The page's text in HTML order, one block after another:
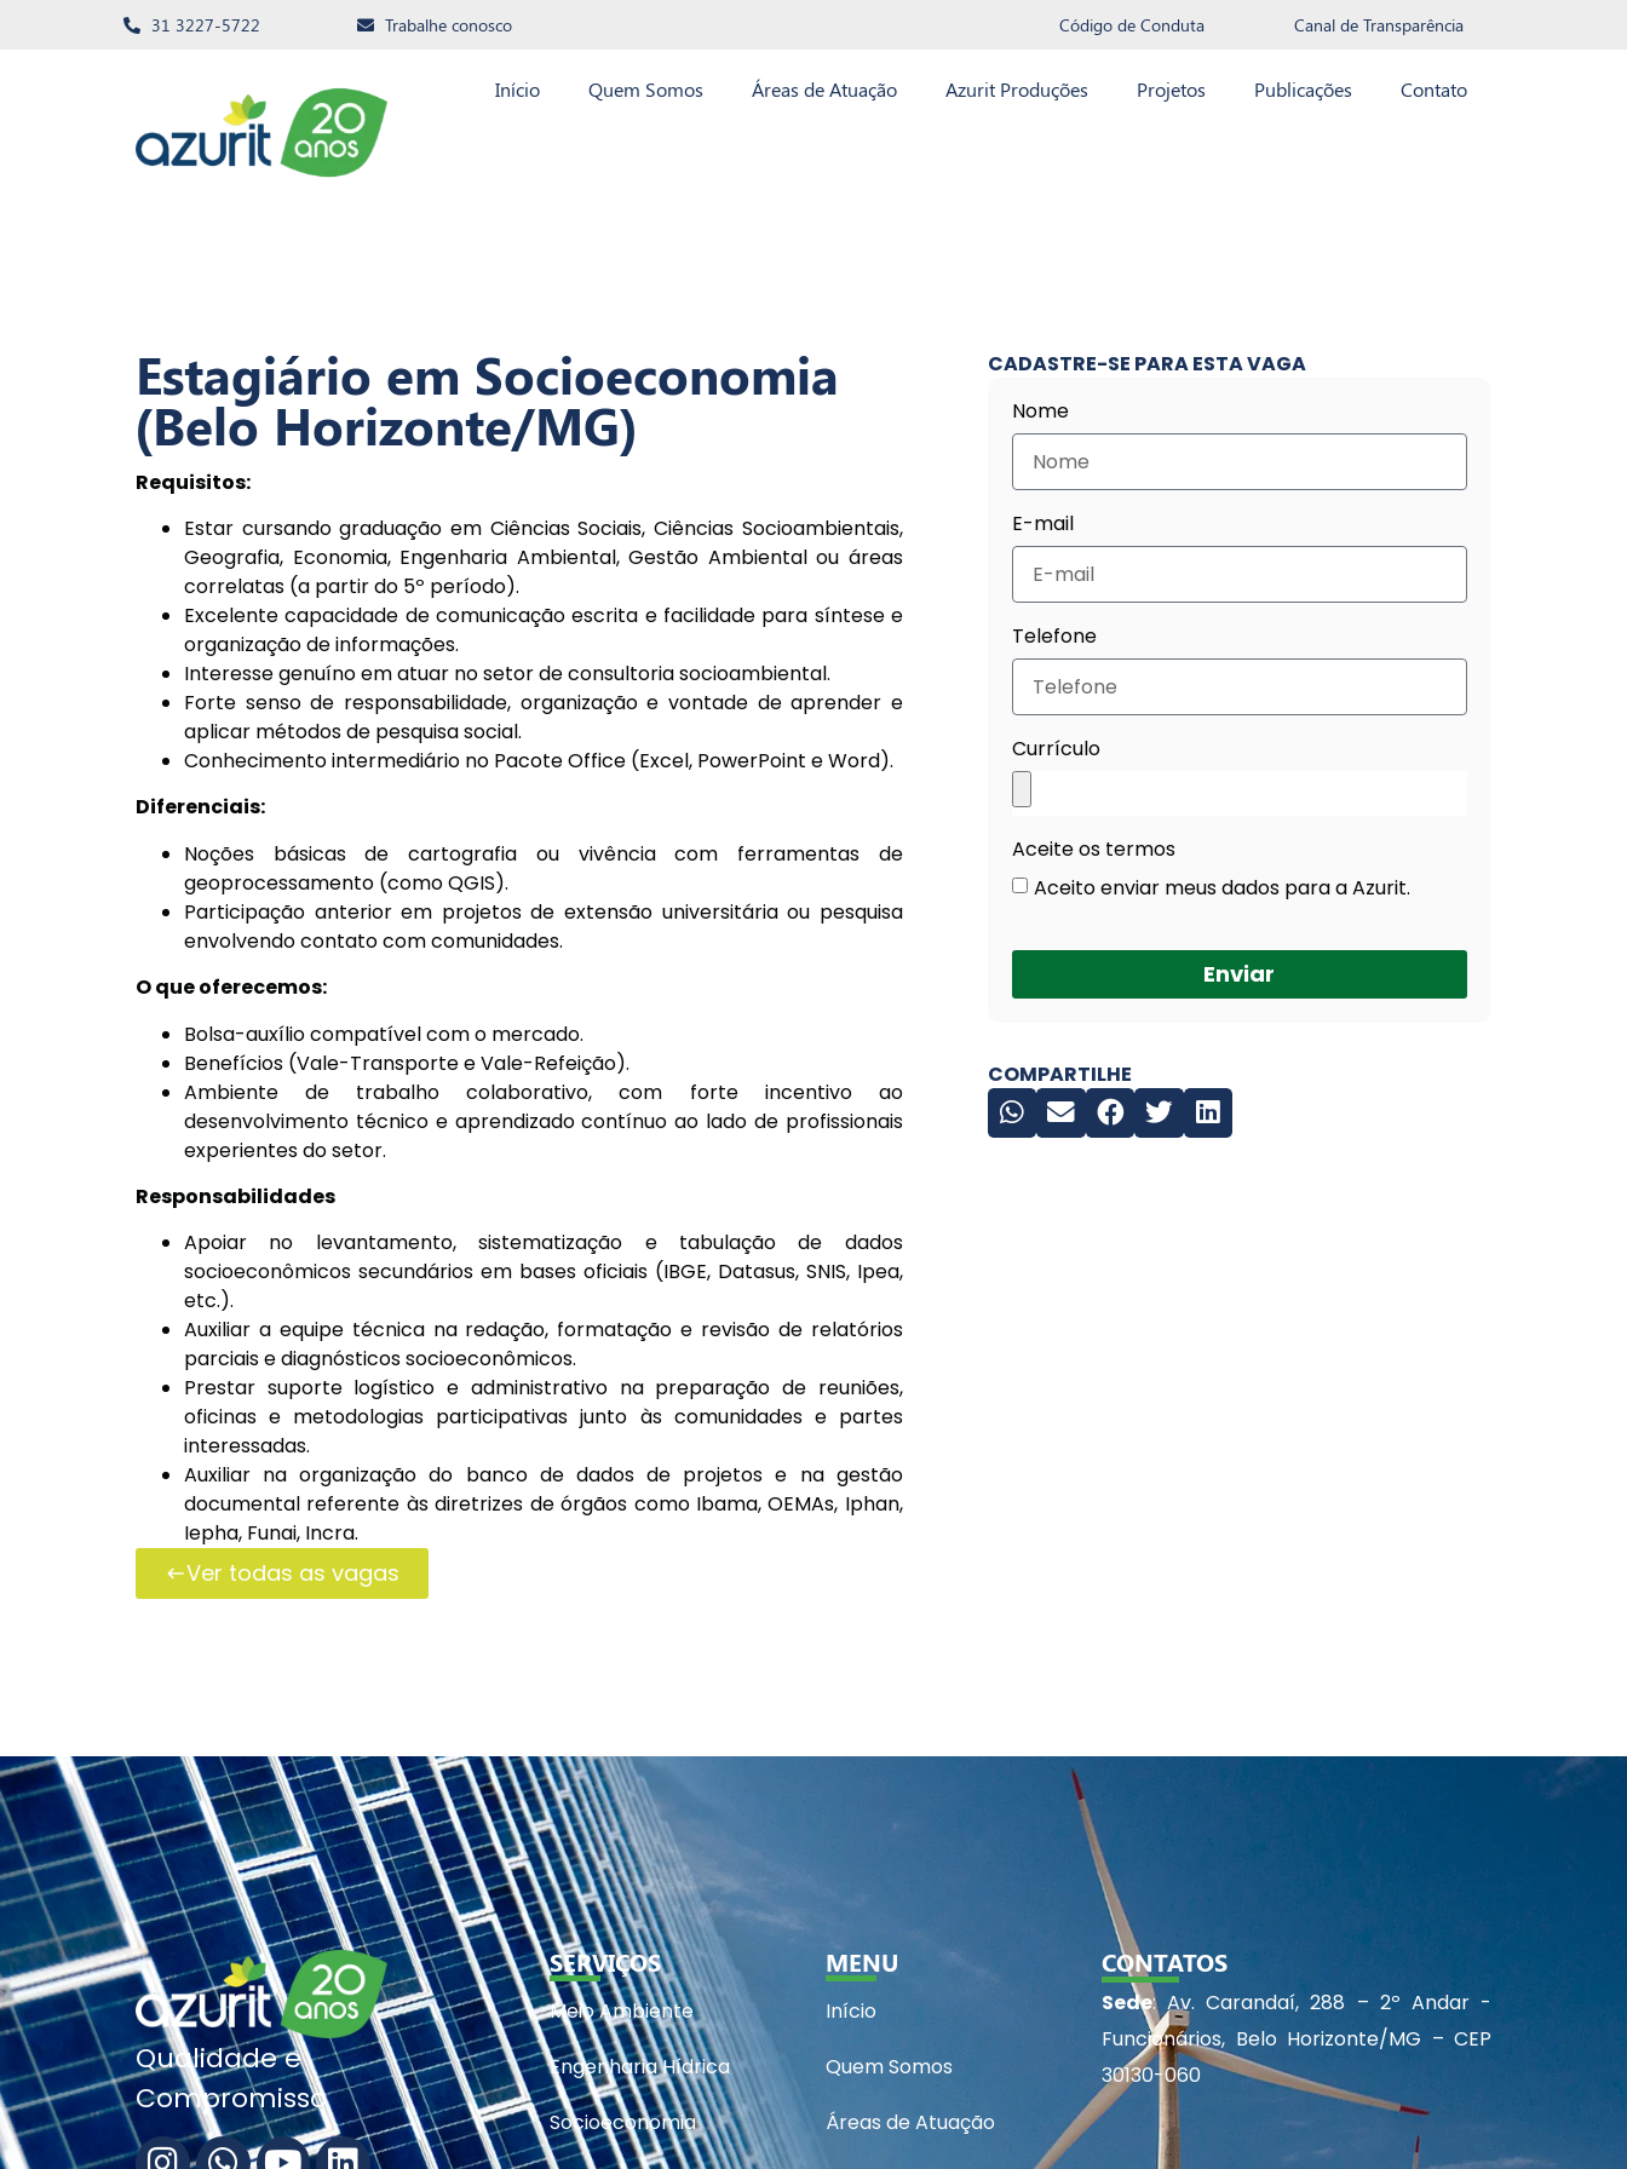
31 3227-5722 Trabalhe conosco Código de Conduta Canal de Transparência
Início Quem Somos Áreas de Atuação Azurit Produções Projetos Publicações Contato
Estagiário em Socioeconomia
(Belo Horizonte/MG)
Requisitos:
Estar cursando graduação em Ciências Sociais, Ciências Socioambientais,
Geografia, Economia, Engenharia Ambiental, Gestão Ambiental ou áreas
correlatas (a partir do 5º período).
Excelente capacidade de comunicação escrita e facilidade para síntese e
organização de informações.
Interesse genuíno em atuar no setor de consultoria socioambiental.
Forte senso de responsabilidade, organização e vontade de aprender e
aplicar métodos de pesquisa social.
Conhecimento intermediário no Pacote Office (Excel, PowerPoint e Word).
Diferenciais:
Noções básicas de cartografia ou vivência com ferramentas de
geoprocessamento (como QGIS).
Participação anterior em projetos de extensão universitária ou pesquisa
envolvendo contato com comunidades.
O que oferecemos:
Bolsa-auxílio compatível com o mercado.
Benefícios (Vale-Transporte e Vale-Refeição).
Ambiente de trabalho colaborativo, com forte incentivo ao
desenvolvimento técnico e aprendizado contínuo ao lado de profissionais
experientes do setor.
Responsabilidades
Apoiar no levantamento, sistematização e tabulação de dados
socioeconômicos secundários em bases oficiais (IBGE, Datasus, SNIS, Ipea,
etc.).
Auxiliar a equipe técnica na redação, formatação e revisão de relatórios
parciais e diagnósticos socioeconômicos.
Prestar suporte logístico e administrativo na preparação de reuniões,
oficinas e metodologias participativas junto às comunidades e partes
interessadas.
Auxiliar na organização do banco de dados de projetos e na gestão
documental referente às diretrizes de órgãos como Ibama, OEMAs, Iphan,
Iepha, Funai, Incra.
Ver todas as vagas
CADASTRE-SE PARA ESTA VAGA
Nome
E-mail
Telefone
Currículo
Aceite os termos
Aceito enviar meus dados para a Azurit.
Enviar
COMPARTILHE
Qualidade e
Compromisso
SERVIÇOS
Meio Ambiente
Engenharia Hídrica
Socioeconomia
MENU
Início
Quem Somos
Áreas de Atuação
CONTATOS
Sede: Av. Carandaí, 288 – 2º Andar -
Funcionários, Belo Horizonte/MG – CEP
30130-060